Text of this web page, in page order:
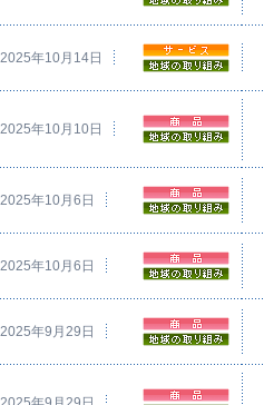
2025年10月14日
2025年10月10日
2025年10月6日
2025年10月6日
2025年9月29日